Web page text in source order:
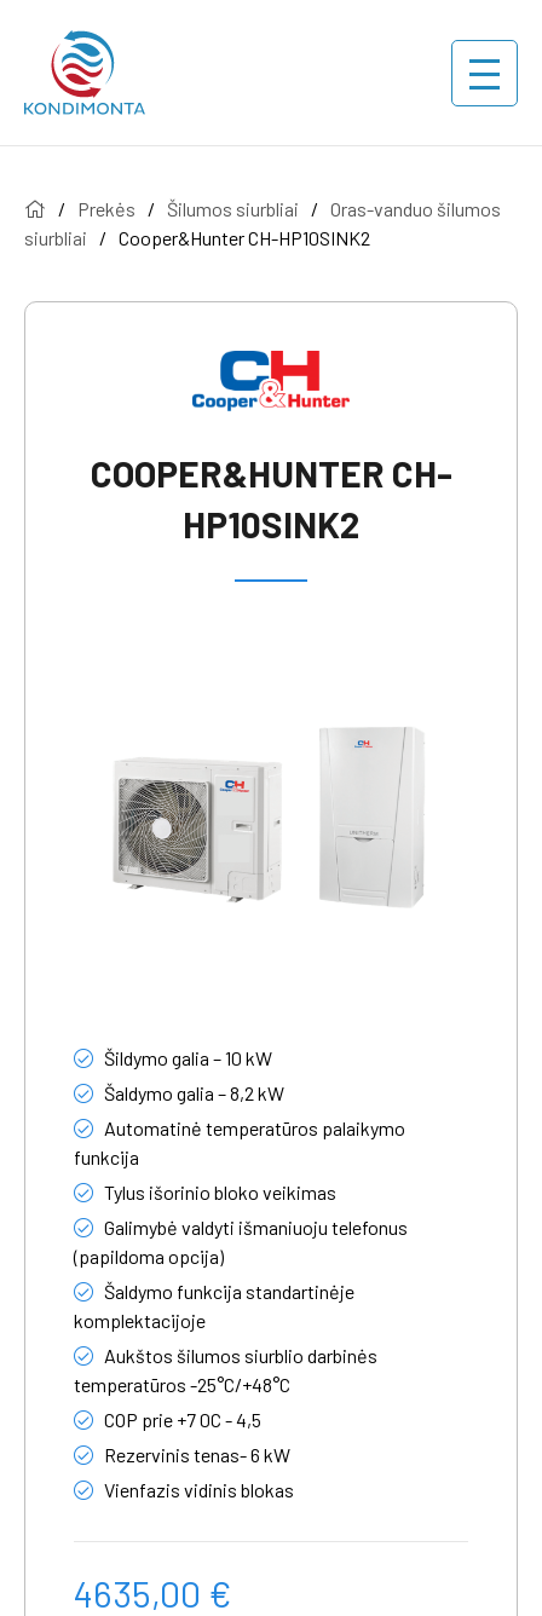
/ Prekės / Šilumos siurbliai / Oras-vanduo šilumos
siurbliai
/ Cooper&Hunter CH-HP10SINK2
COOPER&HUNTER CH-
HP10SINK2
Šildymo galia – 10 kW
Šaldymo galia – 8,2 kW
Automatinė temperatūros palaikymo
funkcija
Tylus išorinio bloko veikimas
Galimybė valdyti išmaniuoju telefonus
(papildoma opcija)
Šaldymo funkcija standartinėje
komplektacijoje
Aukštos šilumos siurblio darbinės
temperatūros -25°C/+48°C
COP prie +7 0C - 4,5
Rezervinis tenas- 6 kW
Vienfazis vidinis blokas
4635,00 €